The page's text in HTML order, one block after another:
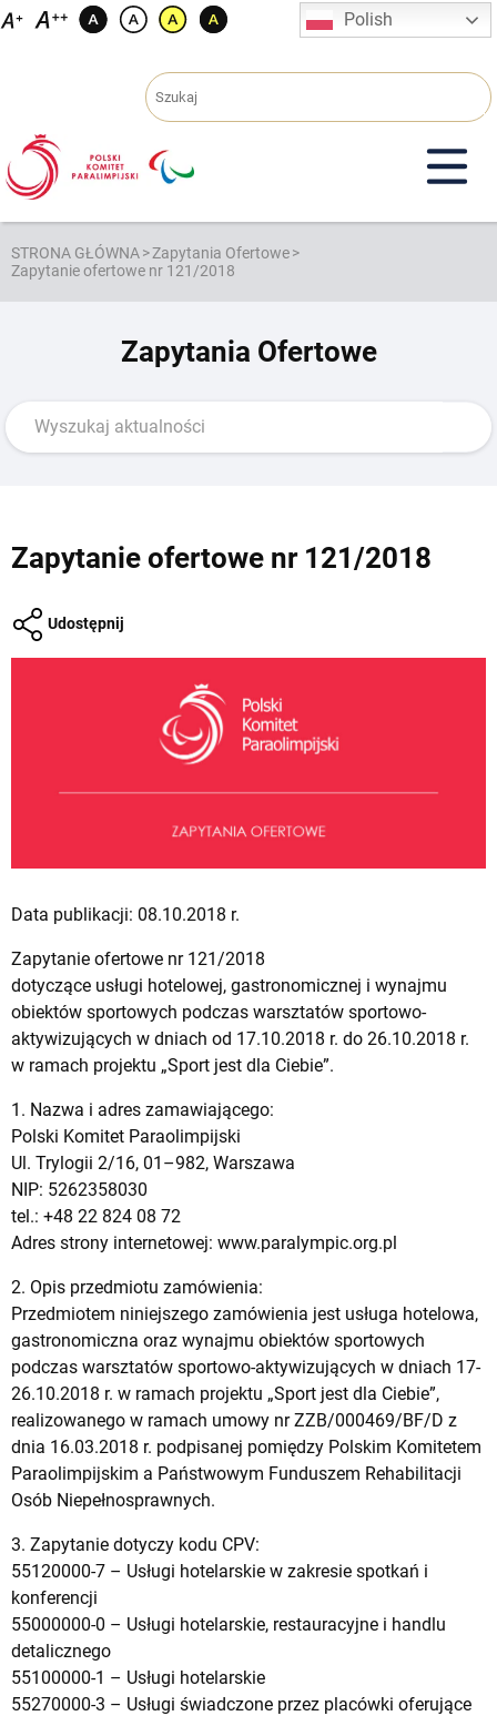
Przejdź
Polish
STRONA GŁÓWNA>Zapytania Ofertowe>
Zapytanie ofertowe nr 121/2018
Zapytania Ofertowe
Zapytanie ofertowe nr 121/2018
Udostępnij
Data publikacji: 08.10.2018 r.
Zapytanie ofertowe nr 121/2018
dotyczące usługi hotelowej, gastronomicznej i wynajmu
obiektów sportowych podczas warsztatów sportowo-
aktywizujących w dniach od 17.10.2018 r. do 26.10.2018 r.
w ramach projektu „Sport jest dla Ciebie”.
1. Nazwa i adres zamawiającego:
Polski Komitet Paraolimpijski
Ul. Trylogii 2/16, 01–982, Warszawa
NIP: 5262358030
tel.: +48 22 824 08 72
Adres strony internetowej: www.paralympic.org.pl
2. Opis przedmiotu zamówienia:
Przedmiotem niniejszego zamówienia jest usługa hotelowa,
gastronomiczna oraz wynajmu obiektów sportowych
podczas warsztatów sportowo-aktywizujących w dniach 17-
26.10.2018 r. w ramach projektu „Sport jest dla Ciebie”,
realizowanego w ramach umowy nr ZZB/000469/BF/D z
dnia 16.03.2018 r. podpisanej pomiędzy Polskim Komitetem
Paraolimpijskim a Państwowym Funduszem Rehabilitacji
Osób Niepełnosprawnych.
3. Zapytanie dotyczy kodu CPV:
55120000-7 – Usługi hotelarskie w zakresie spotkań i
konferencji
55000000-0 – Usługi hotelarskie, restauracyjne i handlu
detalicznego
55100000-1 – Usługi hotelarskie
55270000-3 – Usługi świadczone przez placówki oferujące